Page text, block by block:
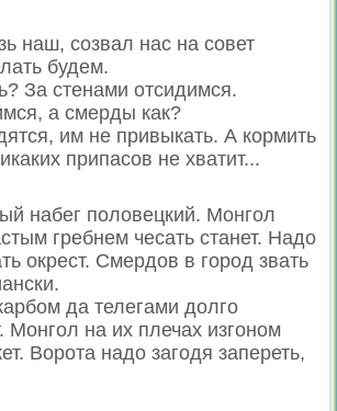
наш, созвал нас на совет
будем.
За стенами отсидимся.
а смерды как?
им не привыкать. А кормить
припасов не хватит...
набег половецкий. Монгол
гребнем чесать станет. Надо
окрест. Смердов в город звать
да телегами долго
Монгол на их плечах изгоном
Ворота надо загодя запереть,